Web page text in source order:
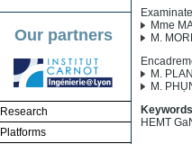
Our partners
Research
Platforms
Mme
M.
M.
M.
HEMT